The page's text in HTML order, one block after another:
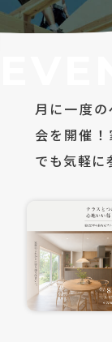
月に一度
会を開催
でも気軽に